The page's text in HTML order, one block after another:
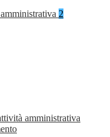
2
amministrativa